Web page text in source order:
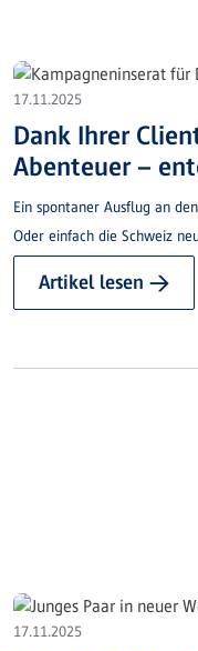
17.11.2025
Dank Ihrer
Abenteuer –
neu!
Ein spontaner Ausflug an
Oder einfach die Schweiz
Artikel lesen →
17.11.2025